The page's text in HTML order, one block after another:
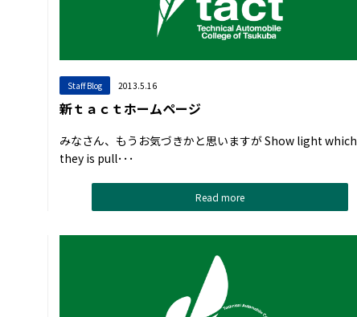
Staff Blog 2013.5.16
新ｔａｃｔホームページ
みなさん、もうお気づきかと思いますが Show light which
they is pull･･･
Read more